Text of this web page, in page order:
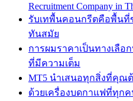
Recruitment Company in
รับเทพื้นคอนกรีตคือพื้น
ทันสมัย
การผมราคาเป็นทางเลื
ที่มีความเต็ม
MT5 นำเสนอทุกสิ่งที่คุณ
ด้วยเครื่องบดกาแฟที่ทุกค